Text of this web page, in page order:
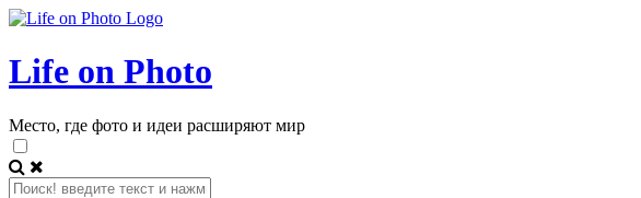
Life on Photo
Место, где фото и идеи расширяют мир